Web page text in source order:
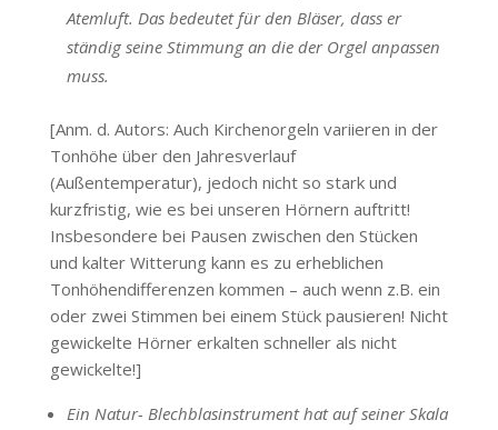
Atemluft. Das bedeutet für den Bläser, dass er
ständig seine Stimmung an die der Orgel anpassen
muss.
[Anm. d. Autors: Auch Kirchenorgeln variieren in der
Tonhöhe über den Jahresverlauf
(Außentemperatur), jedoch nicht so stark und
kurzfristig, wie es bei unseren Hörnern auftritt!
Insbesondere bei Pausen zwischen den Stücken
und kalter Witterung kann es zu erheblichen
Tonhöhendifferenzen kommen – auch wenn z.B. ein
oder zwei Stimmen bei einem Stück pausieren! Nicht
gewickelte Hörner erkalten schneller als nicht
gewickelte!]
Ein Natur- Blechblasinstrument hat auf seiner Skala